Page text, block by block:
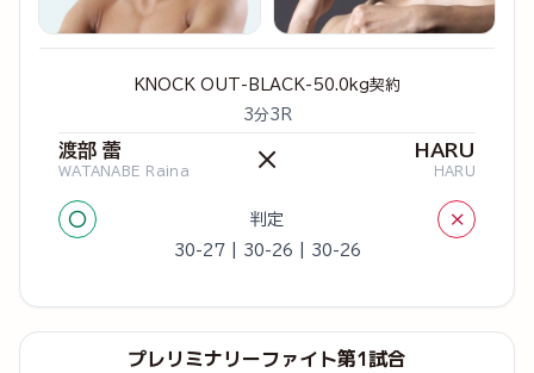
KNOCK OUT-BLACK-50.0kg契約
3分3R
渡部 蕾
WATANABE Raina × HARU
HARU
○ 判定 ×
30-27 | 30-26 | 30-26
プレリミナリーファイト第1試合